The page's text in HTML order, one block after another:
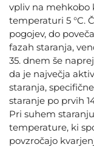
vpliv na mehkobo
temperaturi 5 °C.
pogojev, do
fazah staranja,
35. dnem še
da je največja
staranja,
staranje po prvih
Pri suhem
temperature, ki
povzročajo